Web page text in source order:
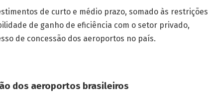
de curto e médio prazo, somado às restrições
de ganho de eficiência com o setor privado,
de concessão dos aeroportos no país.
dos aeroportos brasileiros